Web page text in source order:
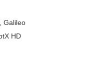
Galileo
HD